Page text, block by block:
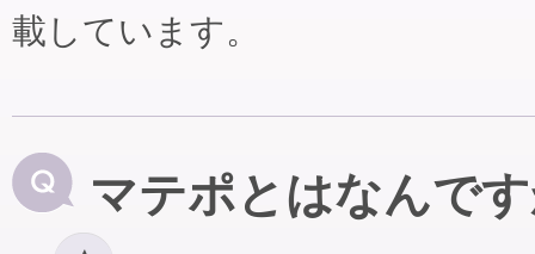
載しています。
マテポとはなんで